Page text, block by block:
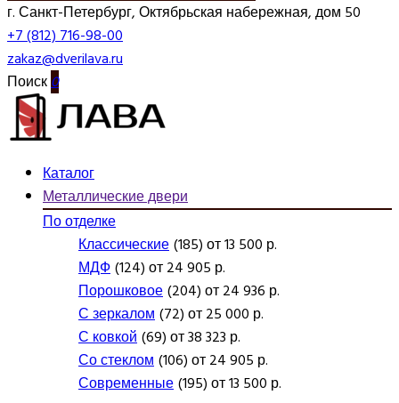
г. Санкт-Петербург, Октябрьская набережная, дом 50
+7 (812) 716-98-00
zakaz@dverilava.ru
Поиск0
Каталог
Металлические двери
По отделке
Классические(185) от 13 500 р.
МДФ(124) от 24 905 р.
Порошковое(204) от 24 936 р.
С зеркалом(72) от 25 000 р.
С ковкой(69) от 38 323 р.
Со стеклом(106) от 24 905 р.
Современные(195) от 13 500 р.